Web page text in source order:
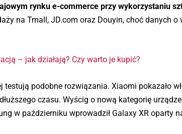
rynku e-commerce przy wykorzystaniu
na Tmall, JD.com oraz Douyin, choć danych
– jak działają? Czy warto je kupić?
testują podobne rozwiązania. Xiaomi pokazało
czasu. Wyścig o nową kategorię
w październiku wprowadził Galaxy XR oparty